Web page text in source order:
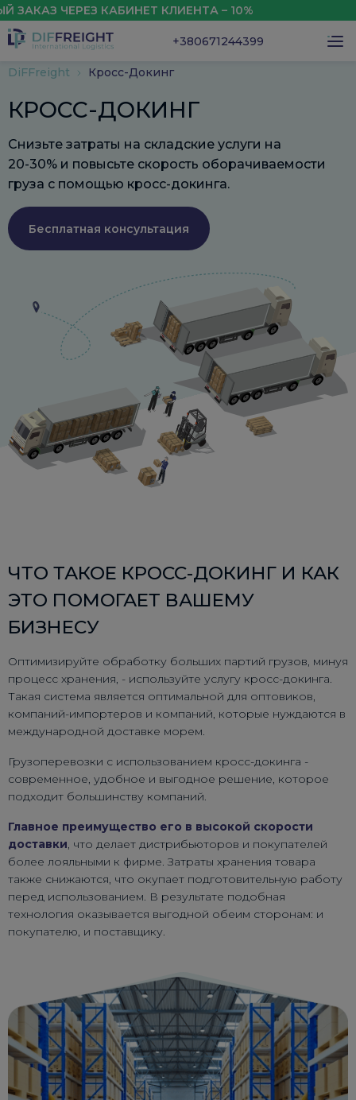
ЧЕРЕЗ КАБИНЕТ КЛИЕНТА – 10%
+380671244399
DiFFreight Кросс-Докинг
КРОСС-ДОКИНГ
Снизьте затраты на складские услуги на
20-30% и повысьте скорость оборачиваемости
груза с помощью кросс-докинга.
Бесплатная консультация
ЧТО ТАКОЕ КРОСС-ДОКИНГ И КАК
ЭТО ПОМОГАЕТ ВАШЕМУ
БИЗНЕСУ
Оптимизируйте обработку больших партий грузов, минуя
процесс хранения, - используйте услугу кросс-докинга.
Такая система является оптимальной для оптовиков,
компаний-импортеров и компаний, которые нуждаются в
международной доставке морем.
Грузоперевозки с использованием кросс-докинга -
современное, удобное и выгодное решение, которое
подходит большинству компаний.
Главное преимущество его в высокой скорости
доставки, что делает дистрибьюторов и покупателей
более лояльными к фирме. Затраты хранения товара
также снижаются, что окупает подготовительную работу
перед использованием. В результате подобная
технология оказывается выгодной обеим сторонам: и
покупателю, и поставщику.